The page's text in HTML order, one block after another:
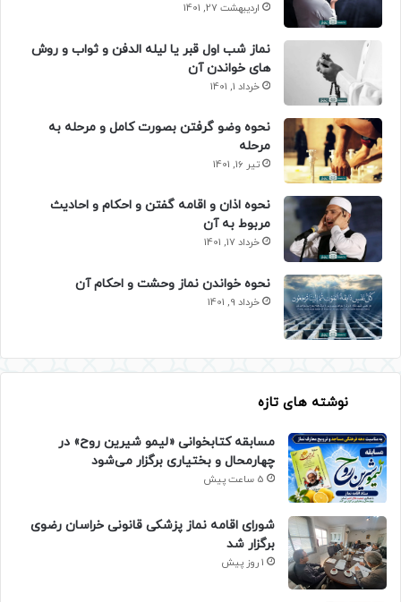
اردیبهشت 27, 1401
نماز شب اول قبر یا لیله الدفن و ثواب و روش
های خواندن آن
خرداد 1, 1401
نحوه وضو گرفتن بصورت کامل و مرحله به
مرحله
تیر 16, 1401
نحوه اذان و اقامه گفتن و احکام و احادیث
مربوط به آن
خرداد 17, 1401
نحوه خواندن نماز وحشت و احکام آن
خرداد 9, 1401
نوشته های تازه
مسابقه کتابخوانی «لیمو شیرین روح» در
چهارمحال و بختیاری برگزار می‌شود
5 ساعت پیش
شورای اقامه نماز پزشکی قانونی خراسان رضوی
برگزار شد
1 روز پیش